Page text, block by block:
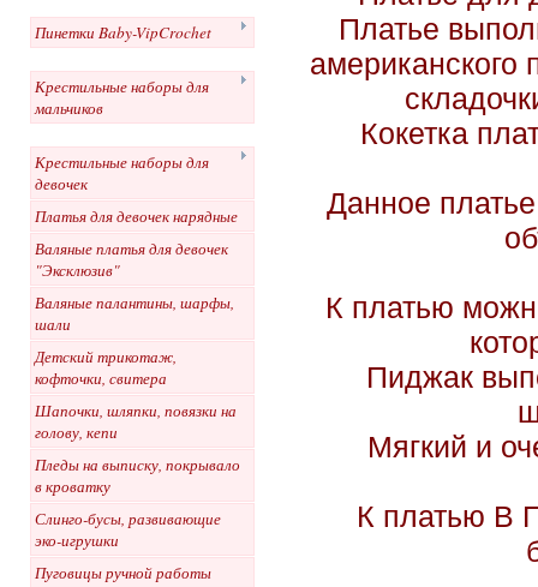
Пинетки Baby-VipCrochet
Крестильные наборы для
мальчиков
Крестильные наборы для
девочек
Платья для девочек нарядные
Валяные платья для девочек
"Эксклюзив"
Валяные палантины, шарфы,
шали
Детский трикотаж,
кофточки, свитера
Шапочки, шляпки, повязки на
голову, кепи
Пледы на выписку, покрывало
в кроватку
Слинго-бусы, развивающие
эко-игрушки
Пуговицы ручной работы
Платье
американского
Кокетка
Данное
К платью
Пиджак
Мягкий и
К платью В